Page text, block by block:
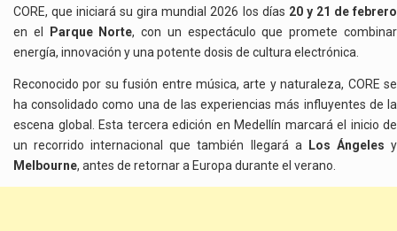
CORE, que iniciará su gira mundial 2026 los días 20 y 21 de febrero
en el
Parque Norte, con un espectáculo que promete combinar
energía, innovación y una potente dosis de cultura electrónica.
Reconocido por su fusión entre música, arte y naturaleza, CORE se
ha consolidado como una de las experiencias más influyentes de la
escena global. Esta tercera edición en Medellín marcará el inicio de
un recorrido internacional que también llegará a
Los Ángeles y
Melbourne, antes de retornar a Europa durante el verano.